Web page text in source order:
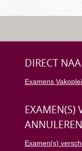
DIRECT
Examens
EXAMEN(S)
ANNULEREN
Examen(s)